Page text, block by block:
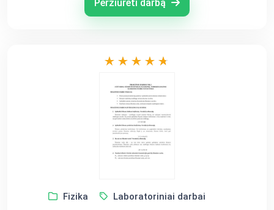
Peržiūrėti darbą
Fizika Laboratoriniai darbai